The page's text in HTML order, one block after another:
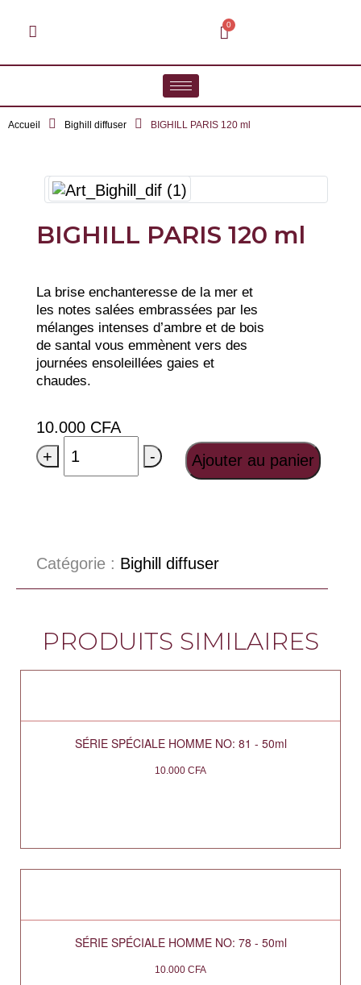
Accueil Bighill diffuser BIGHILL PARIS 120 ml
BIGHILL PARIS 120 ml
La brise enchanteresse de la mer et
les notes salées embrassées par les
mélanges intenses d’ambre et de bois
de santal vous emmènent vers des
journées ensoleillées gaies et
chaudes.
10.000 CFA
+
- Ajouter au panier
Catégorie : Bighill diffuser
PRODUITS SIMILAIRES
SÉRIE SPÉCIALE HOMME NO: 81 - 50ml
10.000 CFA
SÉRIE SPÉCIALE HOMME NO: 78 - 50ml
10.000 CFA